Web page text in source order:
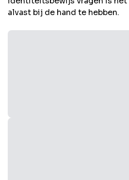
alvast bij de hand te hebben.